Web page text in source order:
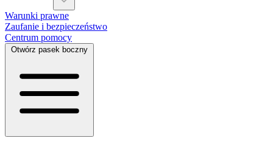
Warunki prawne
Zaufanie i bezpieczeństwo
Centrum pomocy
Otwórz pasek boczny